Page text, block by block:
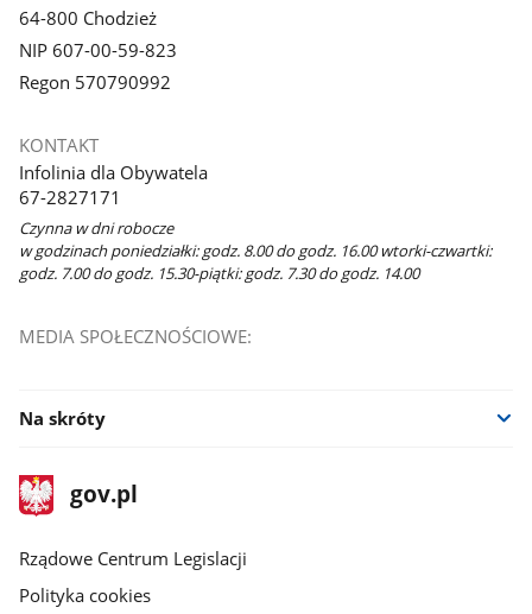
64-800 Chodzież
NIP 607-00-59-823
Regon 570790992
KONTAKT
Infolinia dla Obywatela
67-2827171
Czynna w dni robocze
w godzinach poniedziałki: godz. 8.00 do godz. 16.00 wtorki-czwartki:
godz. 7.00 do godz. 15.30-piątki: godz. 7.30 do godz. 14.00
MEDIA SPOŁECZNOŚCIOWE:
Na skróty
stopka
gov.plStrona
gov.pl
Rządowe Centrum Legislacji
Polityka cookies